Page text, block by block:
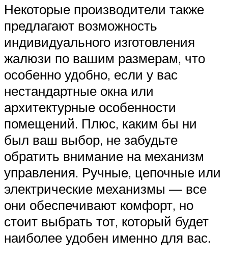
Некоторые производители также
предлагают возможность
индивидуального изготовления
жалюзи по вашим размерам, что
особенно удобно, если у вас
нестандартные окна или
архитектурные особенности
помещений. Плюс, каким бы ни
был ваш выбор, не забудьте
обратить внимание на механизм
управления. Ручные, цепочные или
электрические механизмы — все
они обеспечивают комфорт, но
стоит выбрать тот, который будет
наиболее удобен именно для вас.